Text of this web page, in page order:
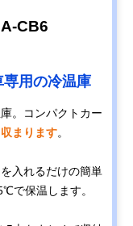
CB6
用の冷温庫
。コンパクトカー
まります。
入れるだけの簡単
で保温します。